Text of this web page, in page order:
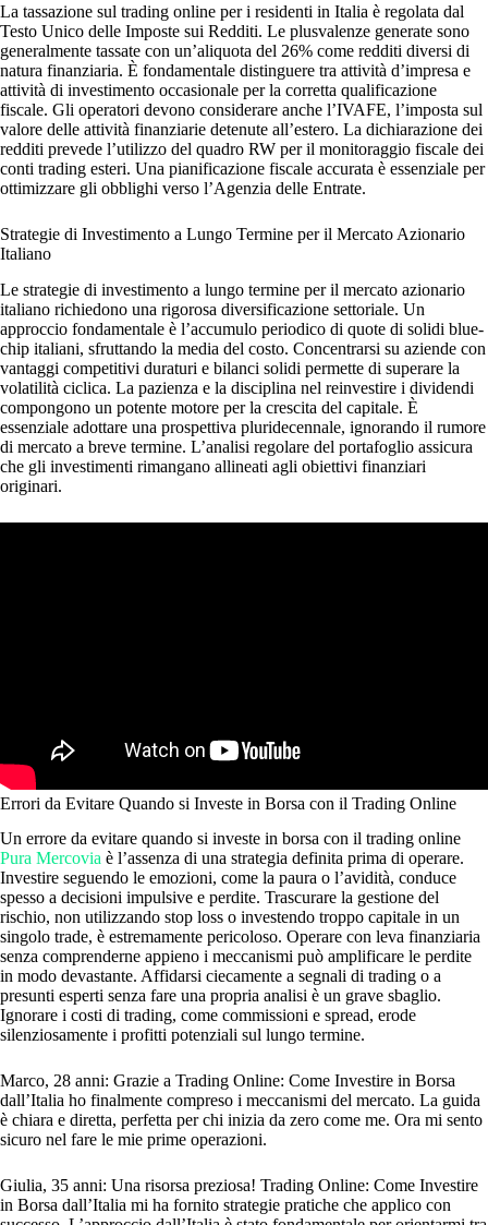
La tassazione sul trading online per i residenti in Italia è regolata dal
Testo Unico delle Imposte sui Redditi. Le plusvalenze generate sono
generalmente tassate con un’aliquota del 26% come redditi diversi di
natura finanziaria. È fondamentale distinguere tra attività d’impresa e
attività di investimento occasionale per la corretta qualificazione
fiscale. Gli operatori devono considerare anche l’IVAFE, l’imposta sul
valore delle attività finanziarie detenute all’estero. La dichiarazione dei
redditi prevede l’utilizzo del quadro RW per il monitoraggio fiscale dei
conti trading esteri. Una pianificazione fiscale accurata è essenziale per
ottimizzare gli obblighi verso l’Agenzia delle Entrate.
Strategie di Investimento a Lungo Termine per il Mercato Azionario
Italiano
Le strategie di investimento a lungo termine per il mercato azionario
italiano richiedono una rigorosa diversificazione settoriale. Un
approccio fondamentale è l’accumulo periodico di quote di solidi blue-
chip italiani, sfruttando la media del costo. Concentrarsi su aziende con
vantaggi competitivi duraturi e bilanci solidi permette di superare la
volatilità ciclica. La pazienza e la disciplina nel reinvestire i dividendi
compongono un potente motore per la crescita del capitale. È
essenziale adottare una prospettiva pluridecennale, ignorando il rumore
di mercato a breve termine. L’analisi regolare del portafoglio assicura
che gli investimenti rimangano allineati agli obiettivi finanziari
originari.
Errori da Evitare Quando si Investe in Borsa con il Trading Online
Un errore da evitare quando si investe in borsa con il trading online
Pura Mercovia è l’assenza di una strategia definita prima di operare.
Investire seguendo le emozioni, come la paura o l’avidità, conduce
spesso a decisioni impulsive e perdite. Trascurare la gestione del
rischio, non utilizzando stop loss o investendo troppo capitale in un
singolo trade, è estremamente pericoloso. Operare con leva finanziaria
senza comprenderne appieno i meccanismi può amplificare le perdite
in modo devastante. Affidarsi ciecamente a segnali di trading o a
presunti esperti senza fare una propria analisi è un grave sbaglio.
Ignorare i costi di trading, come commissioni e spread, erode
silenziosamente i profitti potenziali sul lungo termine.
Marco, 28 anni: Grazie a Trading Online: Come Investire in Borsa
dall’Italia ho finalmente compreso i meccanismi del mercato. La guida
è chiara e diretta, perfetta per chi inizia da zero come me. Ora mi sento
sicuro nel fare le mie prime operazioni.
Giulia, 35 anni: Una risorsa preziosa! Trading Online: Come Investire
in Borsa dall’Italia mi ha fornito strategie pratiche che applico con